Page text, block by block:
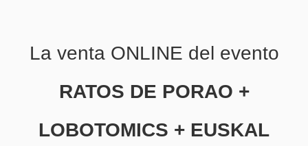
La venta ONLINE del evento
RATOS DE PORAO +
LOBOTOMICS + EUSKAL